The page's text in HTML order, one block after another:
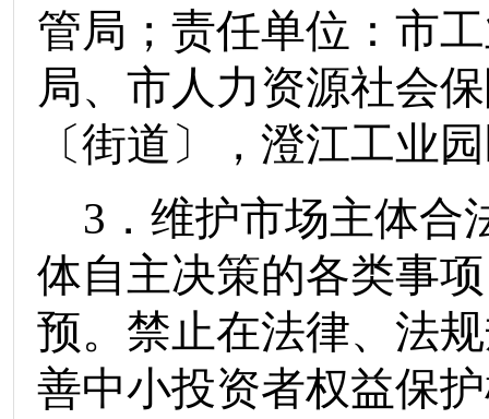
管局 ；责任单位： 市
局、 市人力资源社会
〔街道〕
， 澄江工业
3 ．维护市场主体
体自主决策的各类事
预。禁止在法律、法
善中小投资者权益保